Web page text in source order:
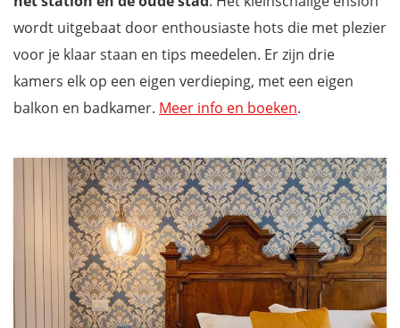
Boetiekhotel Petronilla
Casa Vacanze Gombito 4 Bergamo Alta
Pension Bergamo Inn 15
Mis niets tijdens je verblijf met onze gratis reisgids Milaan &
Aosta Vallei
wordt uitgebaat door enthousiaste hots die met plezier
voor je klaar staan en tips meedelen. Er zijn drie
kamers elk op een eigen verdieping, met een eigen
balkon en badkamer. Meer info en boeken.